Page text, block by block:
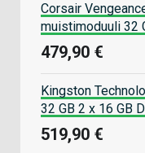
Corsair
muistimoduuli 32
479,90 €
Kingston
32 GB 2 x 16 GB
519,90 €